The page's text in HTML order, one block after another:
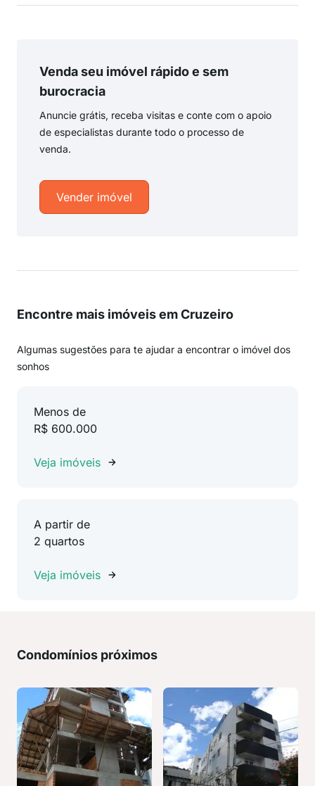
Venda seu imóvel rápido e sem
burocracia
Anuncie grátis, receba visitas e conte com o apoio
de especialistas durante todo o processo de
venda.
Vender imóvel
Encontre mais imóveis em Cruzeiro
Algumas sugestões para te ajudar a encontrar o imóvel dos
sonhos
Menos de
R$ 600.000
Veja imóveis
A partir de
2 quartos
Veja imóveis
Condomínios próximos